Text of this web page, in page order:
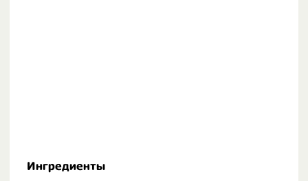
Ингредиенты